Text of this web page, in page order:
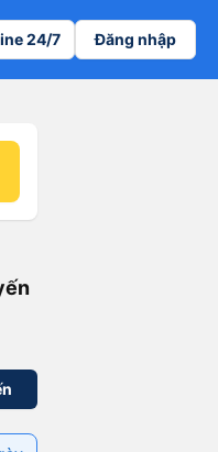
24/7 Đăng nhập